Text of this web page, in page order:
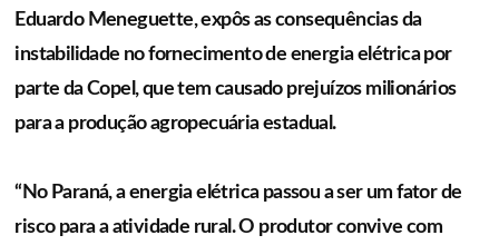
Eduardo Meneguette, expôs as consequências da
instabilidade no fornecimento de energia elétrica por
parte da Copel, que tem causado prejuízos milionários
para a produção agropecuária estadual.
“No Paraná, a energia elétrica passou a ser um fator de
risco para a atividade rural. O produtor convive com